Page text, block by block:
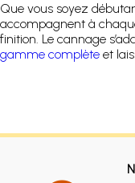
Que vous soyez
accompagnent à
finition. Le cannage
gamme complète et